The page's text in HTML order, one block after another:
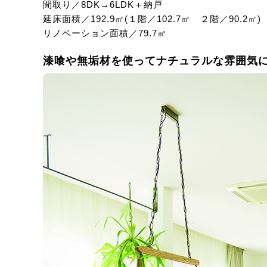
間取り／8DK→6LDK＋納戸
延床面積／192.9㎡(１階／102.7㎡ ２階／90.2㎡)
リノベーション面積／79.7㎡
漆喰や無垢材を使ってナチュラルな雰囲気